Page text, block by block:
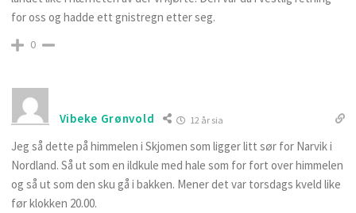
for oss og hadde ett gnistregn etter seg.
0
Vibeke Grønvold 12 år sia
Jeg så dette på himmelen i Skjomen som ligger litt sør for Narvik i
Nordland. Så ut som en ildkule med hale som for fort over himmelen
og så ut som den sku gå i bakken. Mener det var torsdags kveld like
før klokken 20.00.